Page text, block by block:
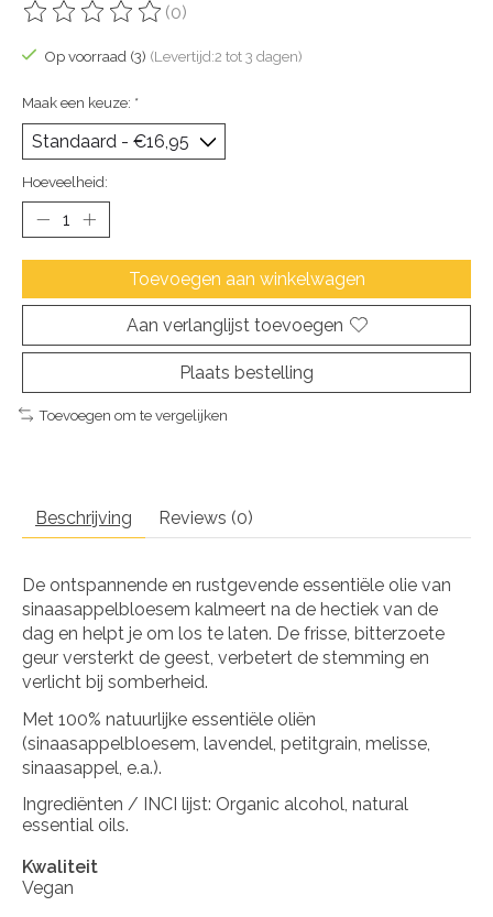
De beoordeling van dit product is
(0)
Op voorraad (3) (Levertijd:2 tot 3 dagen)
Maak een keuze: *
Hoeveelheid:
Toevoegen aan winkelwagen
Aan verlanglijst toevoegen
Plaats bestelling
Toevoegen om te vergelijken
Beschrijving Reviews (0)
De ontspannende en rustgevende essentiële olie van
sinaasappelbloesem kalmeert na de hectiek van de
dag en helpt je om los te laten. De frisse, bitterzoete
geur versterkt de geest, verbetert de stemming en
verlicht bij somberheid.
Met 100% natuurlijke essentiële oliën
(sinaasappelbloesem, lavendel, petitgrain, melisse,
sinaasappel, e.a.).
Ingrediënten / INCI lijst: Organic alcohol, natural
essential oils.
Kwaliteit
Vegan